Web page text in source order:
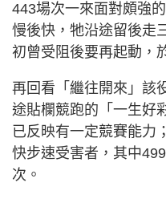
443場次一來面對頗強
慢後快，牠沿途留後走
初曾受阻後要再起動，
再回看「繼往開來」該
途貼欄競跑的「一生好
已反映有一定競賽能力
快步速受害者，其中
次。